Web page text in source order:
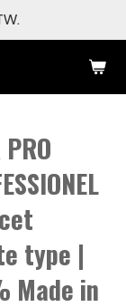
type |
Made in